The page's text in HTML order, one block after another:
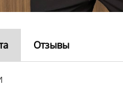
Отзывы